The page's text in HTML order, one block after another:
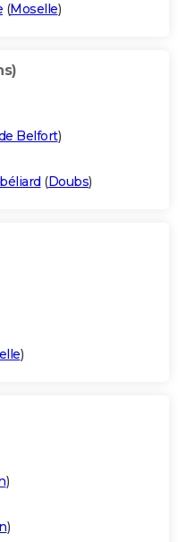
(Moselle)
Belfort)
(Doubs)
)
)
)